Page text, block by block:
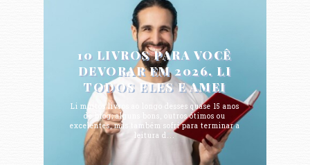
10 LIVROS PARA VOCÊ
DEVORAR EM 2026. LI
TODOS ELES E AMEI
Li muitos livros ao longo desses quase 15 anos
de blog; alguns bons, outros ótimos ou
excelentes, mas também sofri para terminar a
leitura d...